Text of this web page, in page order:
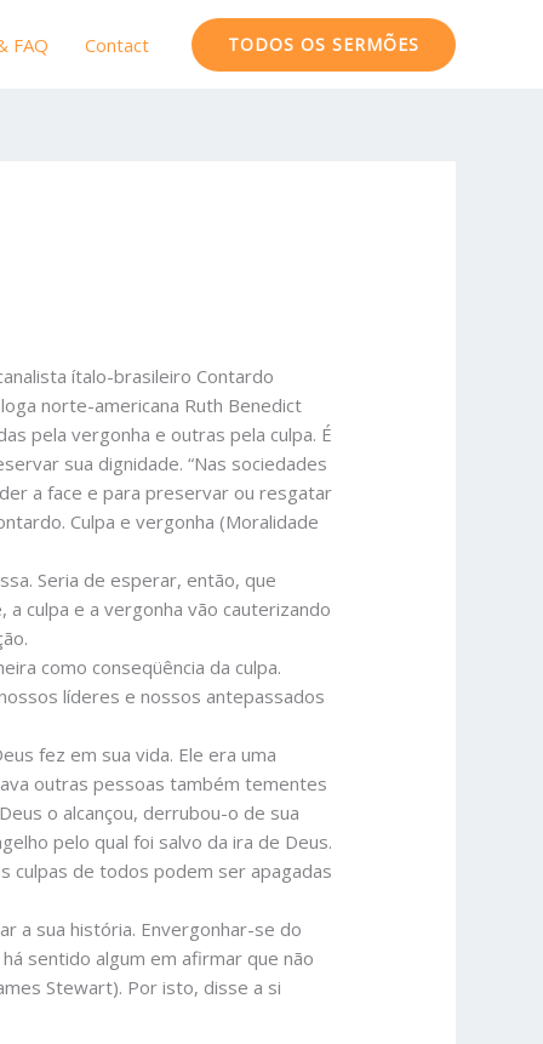
FAQ Contact TODOS OS SERMÕES
ítalo-brasileiro Contardo
norte-americana Ruth Benedict
pela vergonha e outras pela culpa. É
sua dignidade. “Nas sociedades
a face e para preservar ou resgatar
Culpa e vergonha (Moralidade
Seria de esperar, então, que
culpa e a vergonha vão cauterizando
como conseqüência da culpa.
líderes e nossos antepassados
fez em sua vida. Ele era uma
outras pessoas também tementes
o alcançou, derrubou-o de sua
pelo qual foi salvo da ira de Deus.
culpas de todos podem ser apagadas
a sua história. Envergonhar-se do
sentido algum em afirmar que não
Stewart). Por isto, disse a si